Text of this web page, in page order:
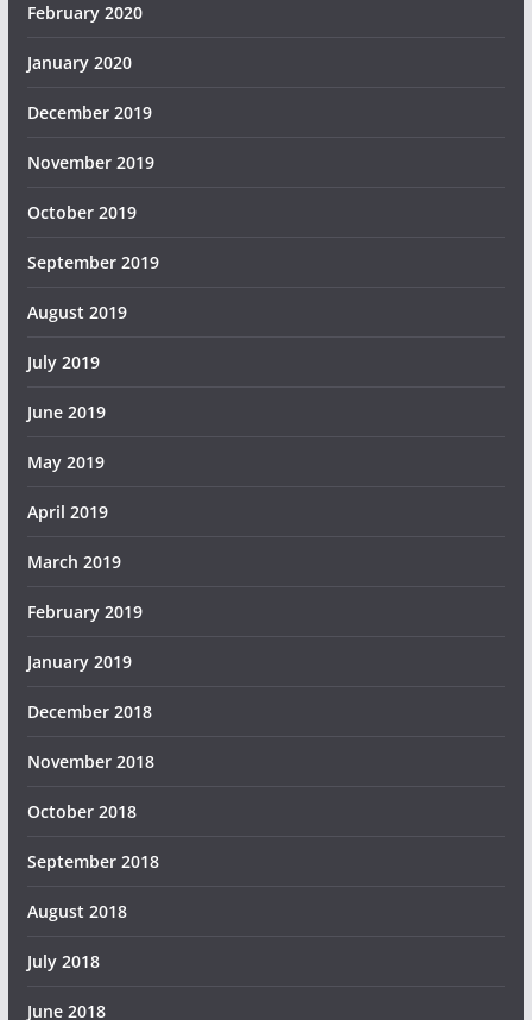
February 2020
January 2020
December 2019
November 2019
October 2019
September 2019
August 2019
July 2019
June 2019
May 2019
April 2019
March 2019
February 2019
January 2019
December 2018
November 2018
October 2018
September 2018
August 2018
July 2018
June 2018